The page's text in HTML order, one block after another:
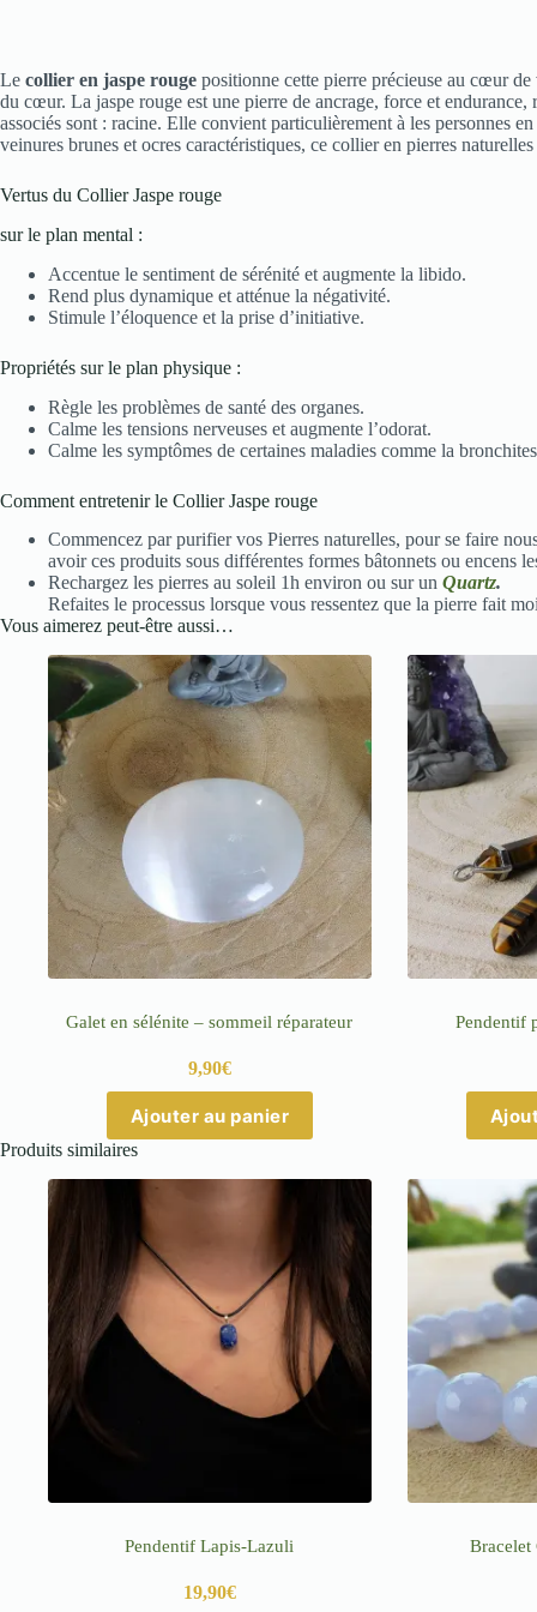
Le collier en jaspe rouge positionne cette pierre précieuse au cœur
du cœur. La jaspe rouge est une pierre de ancrage, force et
associés sont : racine. Elle convient particulièrement à les personnes
veinures brunes et ocres caractéristiques, ce collier en pierres
Vertus du Collier Jaspe rouge
sur le plan mental :
Accentue le sentiment de sérénité et augmente la libido.
Rend plus dynamique et atténue la négativité.
Stimule l’éloquence et la prise d’initiative.
Propriétés sur le plan physique :
Règle les problèmes de santé des organes.
Calme les tensions nerveuses et augmente l’odorat.
Calme les symptômes de certaines maladies comme la
Comment entretenir le Collier Jaspe rouge
Commencez par purifier vos Pierres naturelles, pour se faire
avoir ces produits sous différentes formes bâtonnets ou encens
Rechargez les pierres au soleil 1h environ ou sur un Quartz.
Refaites le processus lorsque vous ressentez que la pierre fait
Vous aimerez peut-être aussi…
Galet en sélénite – sommeil réparateur
9,90€
Ajouter au panier
Pendentif
Produits similaires
Pendentif Lapis-Lazuli
19,90€
Bracelet